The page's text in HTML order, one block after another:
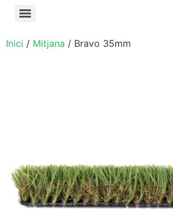
Inici / Mitjana / Bravo 35mm